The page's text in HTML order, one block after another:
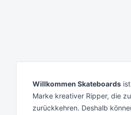
Willkommen Skateboards
Marke kreativer Ripper, die
zurückkehren. Deshalb